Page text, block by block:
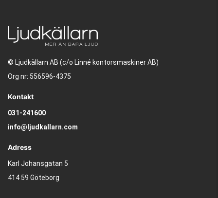
© Ljudkällarn AB (c/o Linné kontorsmaskiner AB)
Org nr: 556596-4375
Kontakt
031-241600
info@ljudkallarn.com
Adress
Karl Johansgatan 5
414 59 Göteborg